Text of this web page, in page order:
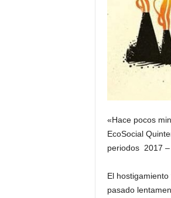
«Hace pocos
EcoSocial
periodos 2017 –
El
pasado